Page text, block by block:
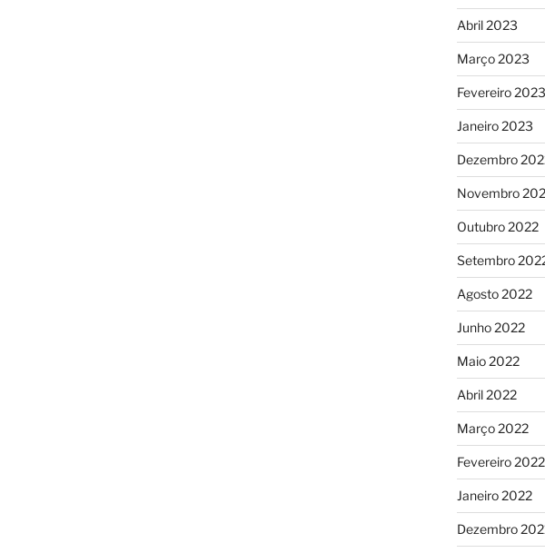
Abril 2023
Março 2023
Fevereiro 2023
Janeiro 2023
Dezembro
Novembro
Outubro 2022
Setembro
Agosto 2022
Junho 2022
Maio 2022
Abril 2022
Março 2022
Fevereiro 2022
Janeiro 2022
Dezembro